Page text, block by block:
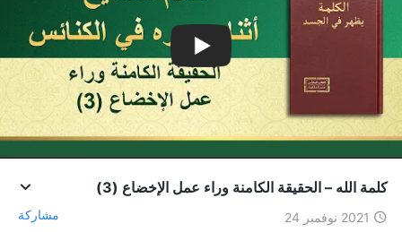
كلمة الله – الحقيقة الكامنة وراء عمل الإخضاع (3)
2021 نوفمبر 24 مشاركة